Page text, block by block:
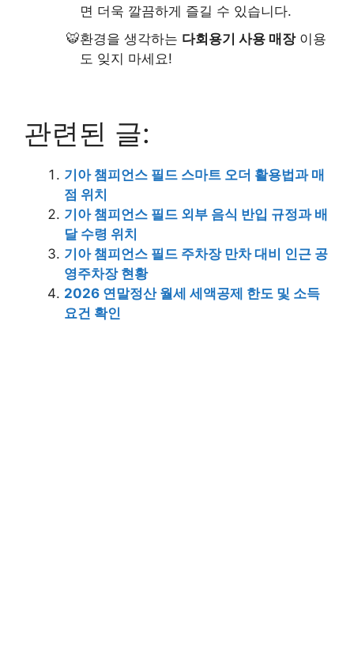
면 더욱 깔끔하게 즐길 수 있습니다.
환경을 생각하는 다회용기 사용 매장이용
도 잊지 마세요!
관련된 글:
기아 챔피언스 필드 스마트 오더 활용법과 매
점 위치
기아 챔피언스 필드 외부 음식 반입 규정과 배
달 수령 위치
기아 챔피언스 필드 주차장 만차 대비 인근 공
영주차장 현황
2026 연말정산 월세 세액공제 한도 및 소득
요건 확인